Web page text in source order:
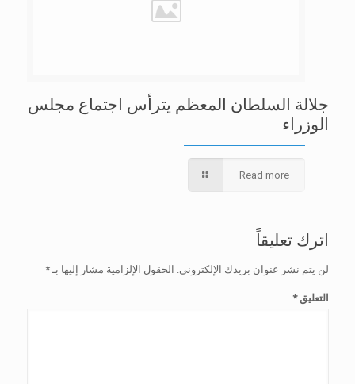
جلالة السلطان المعظم يترأس اجتماع مجلس
الوزراء
Read more
اترك تعليقاً
لن يتم نشر عنوان بريدك الإلكتروني. الحقول الإلزامية مشار إليها بـ*
التعليق*